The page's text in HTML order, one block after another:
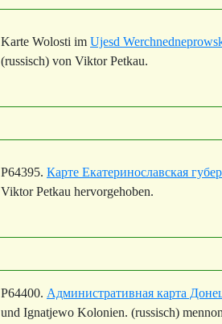
Karte Wolosti im Ujesd
(russisch) von Viktor Petkau.
P64395. Карте Екатеринославская
Viktor Petkau hervorgehoben.
P64400. Административная карта
und Ignatjewo Kolonien. (russisch)